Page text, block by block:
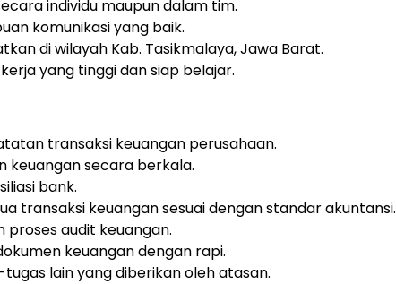
individu maupun dalam tim.
komunikasi yang baik.
di wilayah Kab. Tasikmalaya, Jawa Barat.
yang tinggi dan siap belajar.
transaksi keuangan perusahaan.
keuangan secara berkala.
bank.
transaksi keuangan sesuai dengan standar akuntansi.
proses audit keuangan.
keuangan dengan rapi.
lain yang diberikan oleh atasan.